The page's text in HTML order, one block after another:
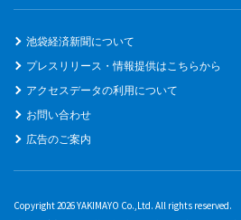
池袋経済新聞について
プレスリリース・情報提供はこちらから
アクセスデータの利用について
お問い合わせ
広告のご案内
Copyright 2026 YAKIMAYO Co.,Ltd. All rights reserved.